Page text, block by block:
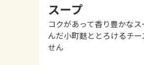
スープ
コクがあって香り豊かな
んだ小町麩ととろけるチ
せん